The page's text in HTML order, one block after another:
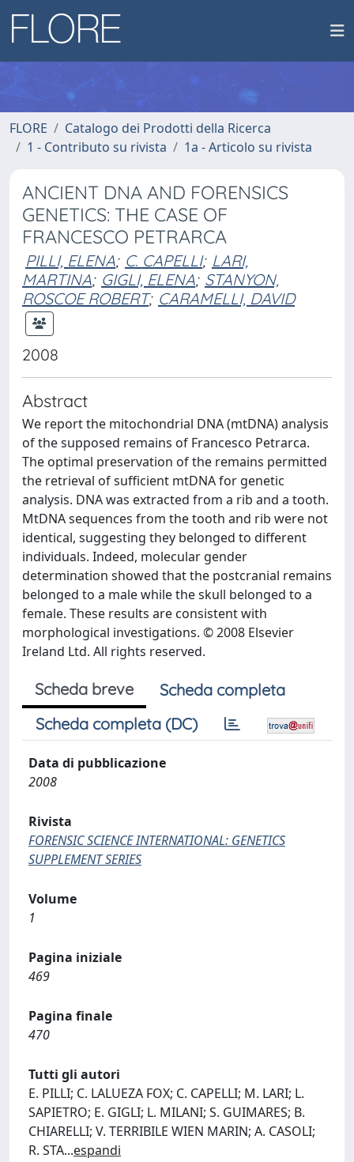
FLORE
Catalogo dei Prodotti della Ricerca
1 - Contributo su rivista
1a - Articolo su rivista
ANCIENT DNA AND FORENSICS
GENETICS: THE CASE OF
FRANCESCO PETRARCA
PILLI, ELENA; C. CAPELLI; LARI,
MARTINA; GIGLI, ELENA; STANYON,
ROSCOE ROBERT; CARAMELLI, DAVID
2008
Abstract
We report the mitochondrial DNA (mtDNA) analysis
of the supposed remains of Francesco Petrarca.
The optimal preservation of the remains permitted
the retrieval of sufficient mtDNA for genetic
analysis. DNA was extracted from a rib and a tooth.
MtDNA sequences from the tooth and rib were not
identical, suggesting they belonged to different
individuals. Indeed, molecular gender
determination showed that the postcranial remains
belonged to a male while the skull belonged to a
female. These results are consistent with
morphological investigations. © 2008 Elsevier
Ireland Ltd. All rights reserved.
Scheda breve
Scheda completa
Scheda completa (DC)
Data di pubblicazione
2008
Rivista
FORENSIC SCIENCE INTERNATIONAL: GENETICS
SUPPLEMENT SERIES
Volume
1
Pagina iniziale
469
Pagina finale
470
Tutti gli autori
E. PILLI; C. LALUEZA FOX; C. CAPELLI; M. LARI; L.
SAPIETRO; E. GIGLI; L. MILANI; S. GUIMARES; B.
CHIARELLI; V. TERRIBILE WIEN MARIN; A. CASOLI;
R. STA...espandi